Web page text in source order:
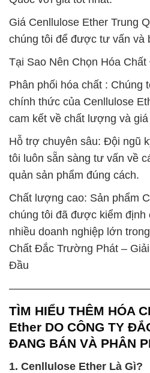
Giá Cenllulose Ether Trung
chúng tôi để được tư vấn và
Tại Sao Nên Chọn Hóa
Phân phối hóa chất : Chúng
chính thức của Cenllulose
cam kết về chất lượng và
Hỗ trợ chuyên sâu: Đội ngũ
tôi luôn sẵn sàng tư vấn về
quản sản phẩm đúng cách.
Chất lượng cao: Sản phẩm
chúng tôi đã được kiểm
nhiều doanh nghiệp lớn
Chất Đắc Trường Phát –
Đầu
TÌM HIỂU THÊM HÓA
Ether DO CÔNG TY
ĐANG BÁN VÀ PHÂN
1. Cenllulose Ether Là Gì?